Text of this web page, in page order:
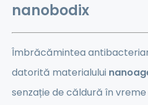
nanobodix
Îmbrăcămintea
datorită materialului
senzație de căldură în